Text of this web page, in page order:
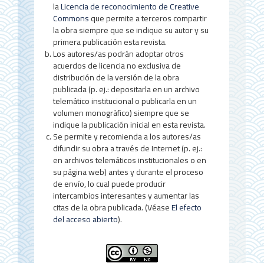
c
u
l
o
laLicencia de reconocimiento de Creative
Commonsque permite a terceros compartir
la obra siempre que se indique su autor y su
primera publicación esta revista.
Los autores/as podrán adoptar otros
acuerdos de licencia no exclusiva de
distribución de la versión de la obra
publicada (p. ej.: depositarla en un archivo
telemático institucional o publicarla en un
volumen monográfico) siempre que se
indique la publicación inicial en esta revista.
Se permite y recomienda a los autores/as
difundir su obra a través de Internet (p. ej.:
en archivos telemáticos institucionales o en
su página web) antes y durante el proceso
de envío, lo cual puede producir
intercambios interesantes y aumentar las
citas de la obra publicada. (VéaseEl efecto
del acceso abierto).